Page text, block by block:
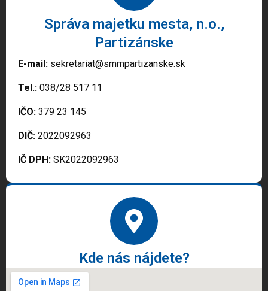
Správa majetku mesta, n.o.,
Partizánske
E-mail: sekretariat@smmpartizanske.sk
Tel.: 038/28 517 11
IČO: 379 23 145
DIČ: 2022092963
IČ DPH: SK2022092963
Kde nás nájdete?